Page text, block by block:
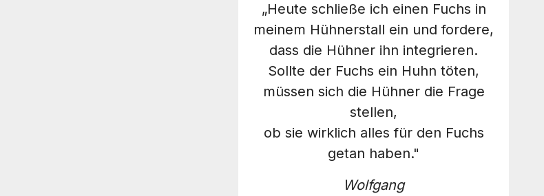
„Heute schließe ich einen Fuchs in
meinem Hühnerstall ein und fordere,
dass die Hühner ihn integrieren.
Sollte der Fuchs ein Huhn töten,
müssen sich die Hühner die Frage
stellen,
ob sie wirklich alles für den Fuchs
getan haben."
Wolfgang